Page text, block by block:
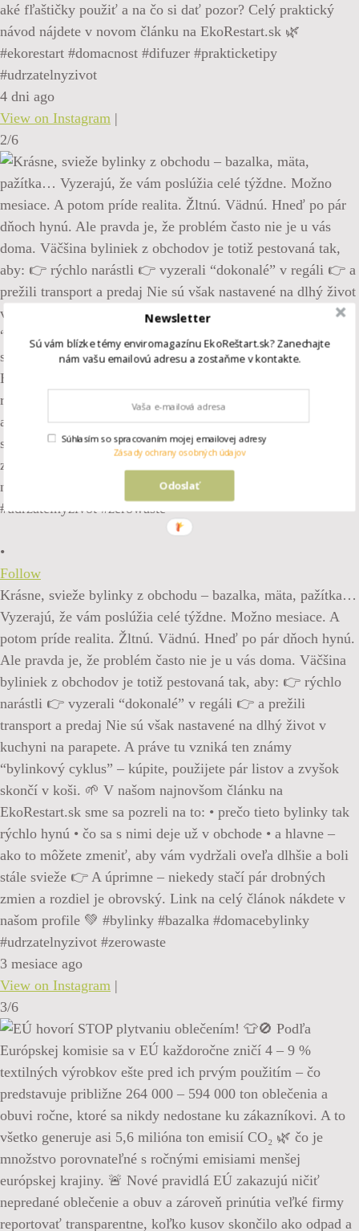
aké fľaštičky použiť a na čo si dať pozor? Celý praktický
návod nájdete v novom článku na EkoRestart.sk 🌿
#ekorestart #domacnost #difuzer #prakticketipy
#udrzatelnyzivot
4 dni ago
View on Instagram |
2/6
•
Follow
Krásne, svieže bylinky z obchodu – bazalka, mäta, pažítka…
Vyzerajú, že vám poslúžia celé týždne. Možno mesiace. A
potom príde realita. Žltnú. Vädnú. Hneď po pár dňoch hynú.
Ale pravda je, že problém často nie je u vás doma. Väčšina
byliniek z obchodov je totiž pestovaná tak, aby: 👉 rýchlo
narástli 👉 vyzerali “dokonalé” v regáli 👉 a prežili
transport a predaj Nie sú však nastavené na dlhý život v
kuchyni na parapete. A práve tu vzniká ten známy
“bylinkový cyklus” – kúpite, použijete pár listov a zvyšok
skončí v koši. 🌱 V našom najnovšom článku na
EkoRestart.sk sme sa pozreli na to: • prečo tieto bylinky tak
rýchlo hynú • čo sa s nimi deje už v obchode • a hlavne –
ako to môžete zmeniť, aby vám vydržali oveľa dlhšie a boli
stále svieže 👉 A úprimne – niekedy stačí pár drobných
zmien a rozdiel je obrovský. Link na celý článok nákdete v
našom profile 💚 #bylinky #bazalka #domacebylinky
#udrzatelnyzivot #zerowaste
3 mesiace ago
View on Instagram |
3/6
Newsletter
Sú vám blízke témy enviromagazínu EkoReštart.sk? Zanechajte
nám vašu emailovú adresu a zostaňme v kontakte.
Odoslať
Súhlasím so spracovaním mojej emailovej adresy
Zásady ochrany osobných údajov